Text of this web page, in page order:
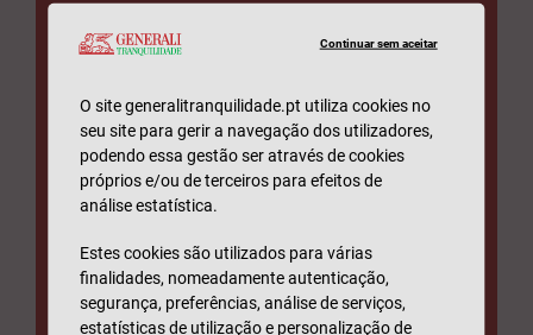
Produtos Financeiros
Generali
Tranquilidade
– Faça crescer as suas poupanças
– Viva um futuro mais próximo dos seus
sonhos
Continuar sem aceitar
O site generalitranquilidade.pt utiliza cookies no
seu site para gerir a navegação dos utilizadores,
podendo essa gestão ser através de cookies
próprios e/ou de terceiros para efeitos de
análise estatística.
Estes cookies são utilizados para várias
finalidades, nomeadamente autenticação,
segurança, preferências, análise de serviços,
estatísticas de utilização e personalização de